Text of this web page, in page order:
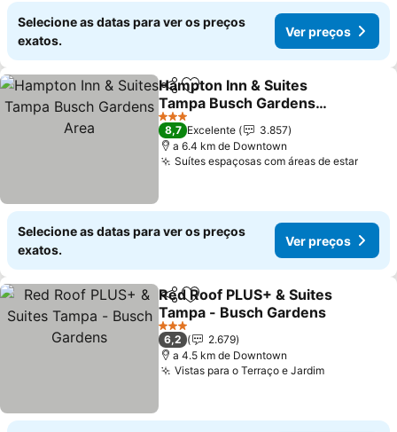
Selecione as datas para ver os preços
exatos.
Ver preços
PartilharAdicionar aos favoritos
Hampton Inn & Suites
Tampa Busch Gardens
Area
3 Estrelas
8,7 Excelente
3.857
a 6.4 km de Downtown
Suítes espaçosas com áreas de estar
Selecione as datas para ver os preços
exatos.
Ver preços
PartilharAdicionar aos favoritos
Red Roof PLUS+ & Suites
Tampa - Busch Gardens
3 Estrelas
6,2
2.679
a 4.5 km de Downtown
Vistas para o Terraço e Jardim